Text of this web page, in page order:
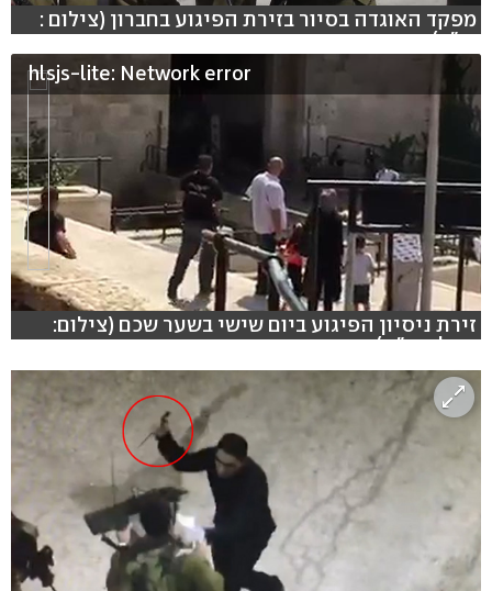
מפקד האוגדה בסיור בזירת הפיגוע בחברון (צילום :
דו"צ)
hlsjs-lite: Network error
זירת ניסיון הפיגוע ביום שישי בשער שכם (צילום:
הצלה יו"ש)